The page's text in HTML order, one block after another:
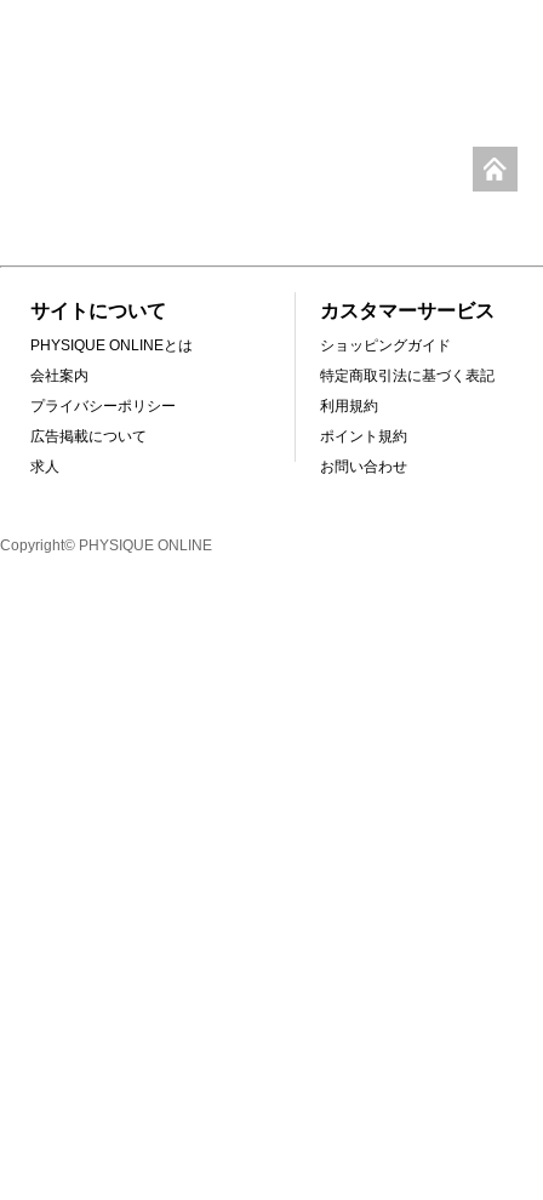
サイトについて
PHYSIQUE ONLINEとは
会社案内
プライバシーポリシー
広告掲載について
求人
カスタマーサービス
ショッピングガイド
特定商取引法に基づく表記
利用規約
ポイント規約
お問い合わせ
Copyright© PHYSIQUE ONLINE